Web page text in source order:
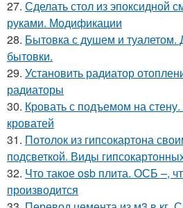
27. Сделать стол из эпоксидной
руками. Модификации
28. Бытовка с душем и
бытовки.
29. Установить радиатор
радиаторы
30. Кровать с подъемом на
кроватей
31. Потолок из гипсокартона
подсветкой. Виды
32. Что такое osb плита. ОСБ –,
производится